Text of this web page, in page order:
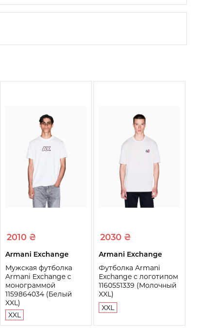
2010 ₴
Armani Exchange
Мужская футболка
Armani Exchange с
монограммой
1159864034 (Белый
XXL)
XXL
2030 ₴
Armani Exchange
Футболка Armani
Exchange с логотипом
1160551339 (Молочный
XXL)
XXL